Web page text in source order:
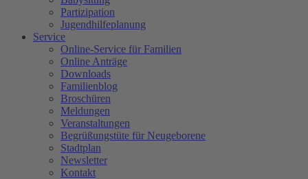
Partizipation
Jugendhilfeplanung
Service
Online-Service für Familien
Online Anträge
Downloads
Familienblog
Broschüren
Meldungen
Veranstaltungen
Begrüßungstüte für Neugeborene
Stadtplan
Newsletter
Kontakt